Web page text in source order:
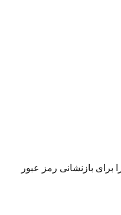
برای بازنشانی رمز عبور